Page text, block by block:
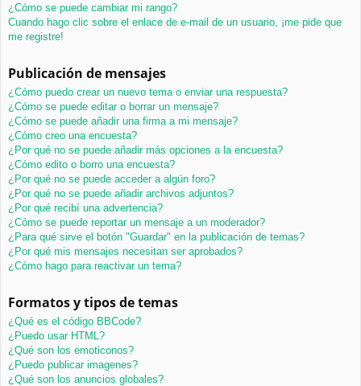
¿Cómo se puede cambiar mi rango?
Cuando hago clic sobre el enlace de e-mail de un usuario, ¡me pide que
me registre!
Publicación de mensajes
¿Cómo puedo crear un nuevo tema o enviar una respuesta?
¿Cómo se puede editar o borrar un mensaje?
¿Cómo se puede añadir una firma a mi mensaje?
¿Cómo creo una encuesta?
¿Por qué no se puede añadir más opciones a la encuesta?
¿Cómo edito o borro una encuesta?
¿Por qué no se puede acceder a algún foro?
¿Por qué no se puede añadir archivos adjuntos?
¿Por qué recibí una advertencia?
¿Cómo se puede reportar un mensaje a un moderador?
¿Para qué sirve el botón "Guardar" en la publicación de temas?
¿Por qué mis mensajes necesitan ser aprobados?
¿Cómo hago para reactivar un tema?
Formatos y tipos de temas
¿Qué es el código BBCode?
¿Puedo usar HTML?
¿Qué son los emoticonos?
¿Puedo publicar imagenes?
¿Qué son los anuncios globales?